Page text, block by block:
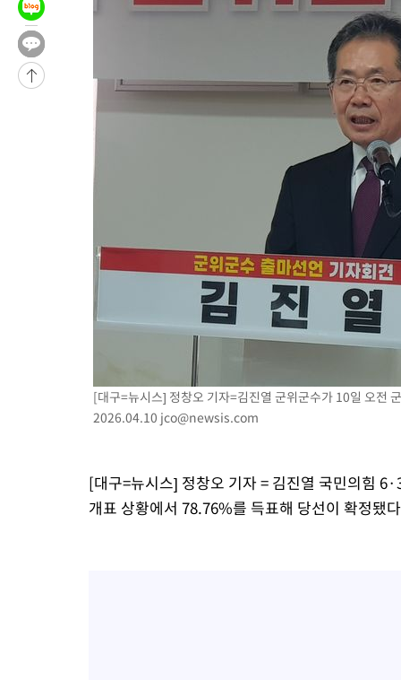
[대구=뉴시스] 정창오 기자=김진열 군위군수가 10일 오전
2026.04.10 jco@newsis.com
[대구=뉴시스] 정창오 기자 = 김진열 국민의힘
개표 상황에서 78.76%를 득표해 당선이 확정됐